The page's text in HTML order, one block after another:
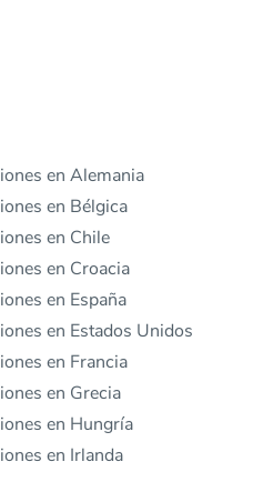
en Alemania
en Bélgica
en Chile
en Croacia
en España
en Estados Unidos
en Francia
en Grecia
en Hungría
en Irlanda